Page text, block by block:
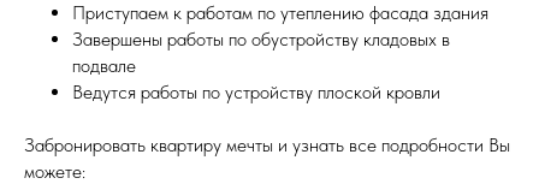
Приступаем к работам по утеплению фасада здания
Завершены работы по обустройству кладовых в
подвале
Ведутся работы по устройству плоской кровли
Забронировать квартиру мечты и узнать все подробности Вы
можете: